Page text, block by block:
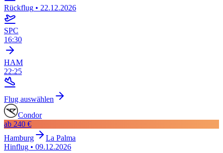
Rückflug • 22.12.2026
SPC
16:30
HAM
22:25
Flug auswählen
Condor
ab 240 €
Hamburg
La Palma
Hinflug • 09.12.2026